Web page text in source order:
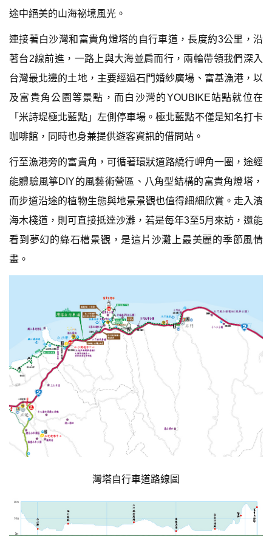
途中絕美的山海祕境風光。
連接著白沙灣和富貴角燈塔的自行車道，長度約3公里，沿
著台2線前進，一路上與大海並肩而行，兩輪帶領我們深入
台灣最北邊的土地，主要經過石門婚紗廣場、富基漁港，以
及富貴角公園等景點，而白沙灣的YOUBIKE站點就位在
「米詩堤極北藍點」左側停車場。極北藍點不僅是知名打卡
咖啡館，同時也身兼提供遊客資訊的借問站。
行至漁港旁的富貴角，可循著環狀道路繞行岬角一圈，途經
能體驗風箏DIY的風藝術營區、八角型結構的富貴角燈塔，
而步道沿途的植物生態與地景景觀也值得細細欣賞。走入濱
海木棧道，則可直接抵達沙灘，若是每年3至5月來訪，還能
看到夢幻的綠石槽景觀，是這片沙灘上最美麗的季節風情
畫。
灣塔自行車道路線圖